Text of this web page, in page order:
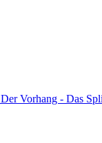
Der Vorhang - Das